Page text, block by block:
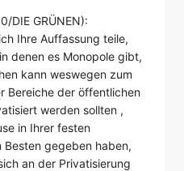
DIE GRÜNEN):
Ihre Auffassung teile,
denen es Monopole gibt,
kann weswegen zum
Bereiche der öffentlichen
werden sollten ,
in Ihrer festen
gegeben haben,
an der Privatisierung